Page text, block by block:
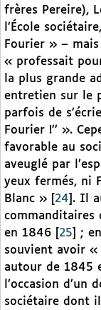
frères Pereire),
l’École
Fourier » –
« professait
la plus grande
entretien sur le
parfois de
Fourier !’’ ».
favorable au
aveuglé par
yeux fermés, ni
Blanc »
24 . Il
commanditaires
en 1846
25 ;
souvient avoir «
autour de 1845
l’occasion d’un
sociétaire dont